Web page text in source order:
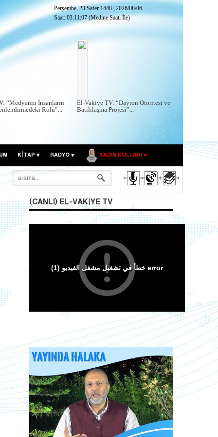
Perşembe, 23 Safer 1448 2026/08/06
Saat: 03:11:09(Medine Saati İle)
“Medyanın İnsanların
Rolü”...
El-Vakiye TV: “Dayton Otoritesi ve
Batılılaşma Projesi”...
KITAP RADYO KADIN KOLLARI
(CANLI) EL-VAKIYE TV
Android Cihazlar İçin Anayasa Tasarısı
Kitaplar
Arakan Müslümanları İslam Ümmetinden ve
Ordularından Destek İstiyor